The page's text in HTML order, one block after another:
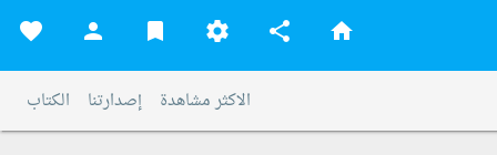
home
share
settings
bookmark
person
favorite
الاكثر مشاهدة إصدارتنا الكتاب